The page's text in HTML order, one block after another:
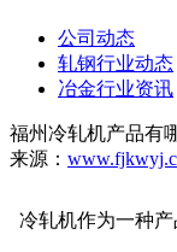
公司动态
轧钢行业动态
冶金行业资讯
福州冷轧机产品有
来源：
冷轧机作为一种